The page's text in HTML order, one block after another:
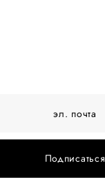
Подписаться